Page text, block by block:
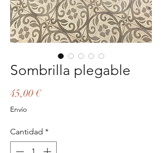
Sombrilla plegable
45,00 €Precio
Envío
Cantidad *